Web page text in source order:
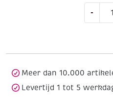
-
Meer dan 10.000
Levertijd 1 tot 5